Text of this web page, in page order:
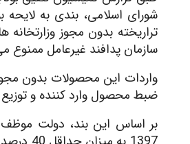
شورای اسلامی، بندی به
تراریخته بدون مجوز
سازمان پدافند غیرعامل ممنوع
واردات این محصولات بدون
ضبط محصول وارد کننده و